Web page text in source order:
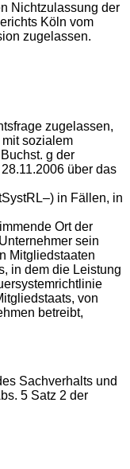
Nichtzulassung der
Köln vom
zugelassen.
zugelassen,
sozialem
g der
über das
in Fällen, in
Ort der
sein
Mitgliedstaaten
in dem die Leistung
von
betreibt,
Sachverhalts und
5 Satz 2 der